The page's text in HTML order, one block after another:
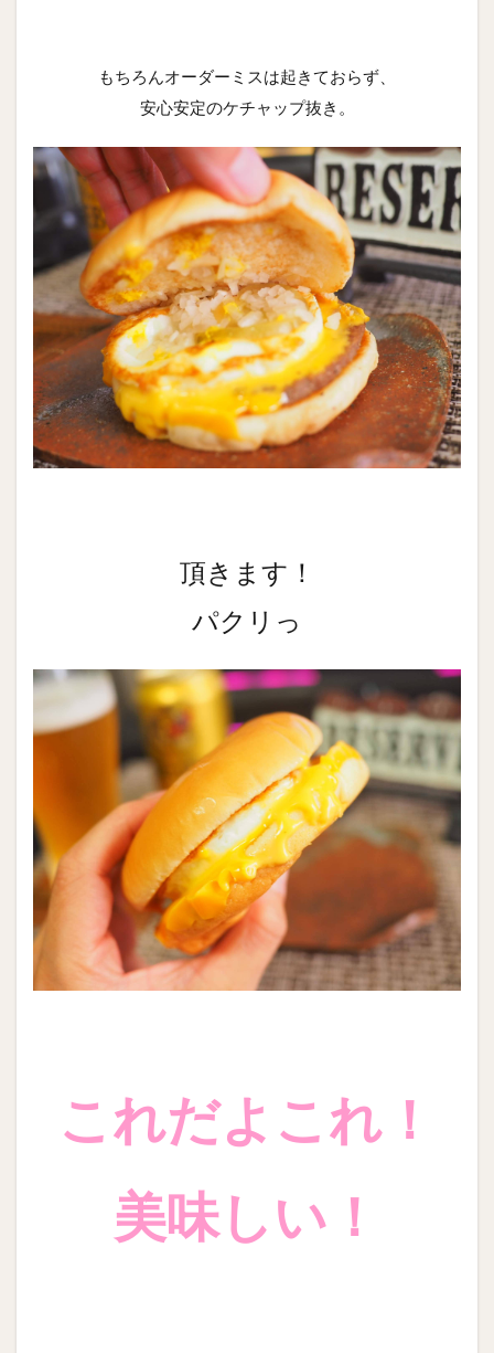
もちろんオーダーミスは起きておらず、
安心安定のケチャップ抜き。
頂きます！
パクリっ
これだよこれ！
美味しい！